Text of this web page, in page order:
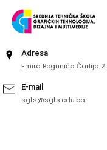
Adresa
Emira Bogunića Čarlija 2
E-mail
sgts@sgts.edu.ba